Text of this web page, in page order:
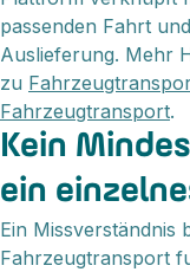
passenden Fahrt
Auslieferung. Mehr
zu
Fahrzeugtransport.
Kein
ein
Ein Missverständnis
Fahrzeugtransport